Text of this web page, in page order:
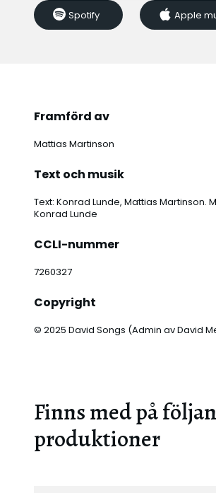
Hela himlen ger Dig ära. Hela
stämmer in.
Spotify Apple
Framförd av
Mattias Martinson
Text och musik
Text: Konrad Lunde, Mattias Martinson.
Konrad Lunde
CCLI-nummer
7260327
Copyright
© 2025 David Songs (Admin av David
Finns med på
produktioner